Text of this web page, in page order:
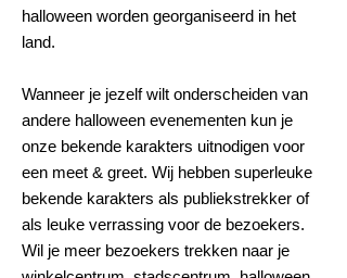
halloween worden georganiseerd in het
land.
Wanneer je jezelf wilt onderscheiden van
andere halloween evenementen kun je
onze bekende karakters uitnodigen voor
een meet & greet. Wij hebben superleuke
bekende karakters als publiekstrekker of
als leuke verrassing voor de bezoekers.
Wil je meer bezoekers trekken naar je